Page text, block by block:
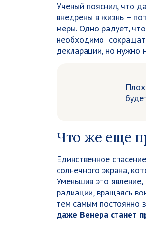
Ученый пояснил, что
внедрены в жизнь –
меры. Одно радует,
необходимо
декларации, но нужно
Что же еще
Единственное
солнечного экрана,
Уменьшив это
радиации, вращаясь
тем самым постоянно
даже Венера станет